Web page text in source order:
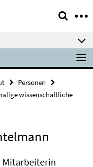
Personen
wissenschaftliche
Mitarbeiterin